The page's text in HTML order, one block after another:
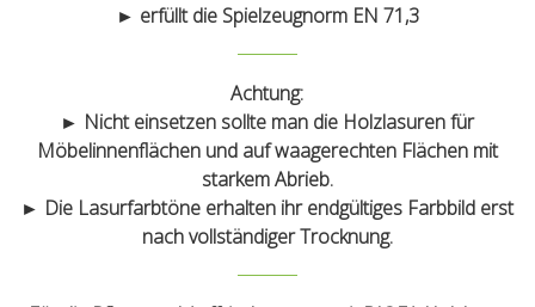
► erfüllt die Spielzeugnorm EN 71,3
Achtung:
► Nichteinsetzen sollte man die Holzlasuren für
Möbelinnenflächen und auf waagerechten Flächen mit
starkem Abrieb.
► Die Lasurfarbtöne erhalten ihr endgültiges Farbbild erst
nach vollständiger Trocknung.